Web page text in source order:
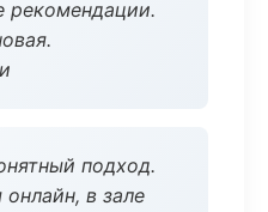
рекомендации.
подход.
онлайн, в зале